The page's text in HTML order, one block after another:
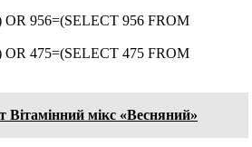
OR 956=(SELECT 956 FROM
OR 475=(SELECT 475 FROM
Вітамінний мікс «Весняний»